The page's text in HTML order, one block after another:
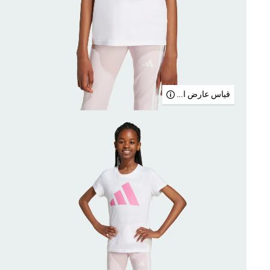
قياس عارض الأزياء